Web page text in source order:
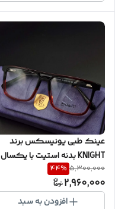
عینک طبی یونیسکس برند
KNIGHT بدنه استیت با یکسال
گارانتی شکست (با امکان
سفارش ساخت عدسی) { صورتخور
دو اسلاید آخر } کد KN8043
5,300,000
44%
2,960,000
افزودن به سبد